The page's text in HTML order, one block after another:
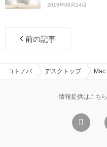
2015年09月14日
前の記事
コトノバ デスクトップ Mac
情報提供はこちら